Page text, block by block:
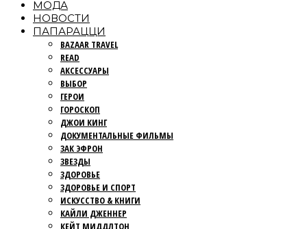
МОДА
НОВОСТИ
ПАПАРАЦЦИ
BAZAAR TRAVEL
READ
АКСЕССУАРЫ
ВЫБОР
ГЕРОИ
ГОРОСКОП
ДЖОИ КИНГ
ДОКУМЕНТАЛЬНЫЕ ФИЛЬМЫ
ЗАК ЭФРОН
ЗВЕЗДЫ
ЗДОРОВЬЕ
ЗДОРОВЬЕ И СПОРТ
ИСКУССТВО & КНИГИ
КАЙЛИ ДЖЕННЕР
КЕЙТ МИДДЛТОН